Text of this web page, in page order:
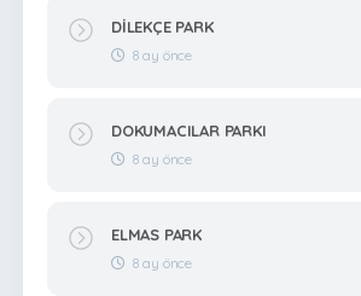
DİLEKÇE PARK
8 ay önce
DOKUMACILAR PARKI
8 ay önce
ELMAS PARK
8 ay önce